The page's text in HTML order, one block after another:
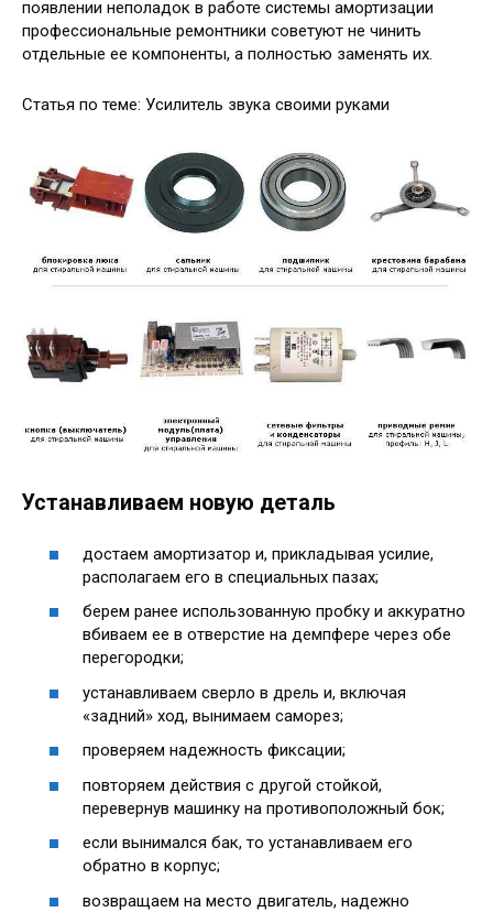
появлении неполадок в работе системы амортизации
профессиональные ремонтники советуют не чинить
отдельные ее компоненты, а полностью заменять их.
Статья по теме: Усилитель звука своими руками
Устанавливаем новую деталь
достаем амортизатор и, прикладывая усилие,
располагаем его в специальных пазах;
берем ранее использованную пробку и аккуратно
вбиваем ее в отверстие на демпфере через обе
перегородки;
устанавливаем сверло в дрель и, включая
«задний» ход, вынимаем саморез;
проверяем надежность фиксации;
повторяем действия с другой стойкой,
перевернув машинку на противоположный бок;
если вынимался бак, то устанавливаем его
обратно в корпус;
возвращаем на место двигатель, надежно